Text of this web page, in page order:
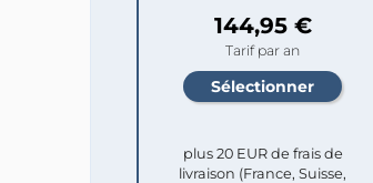
144,95 €
Tarif par an
plus 20 EUR de frais de
livraison (France, Suisse,